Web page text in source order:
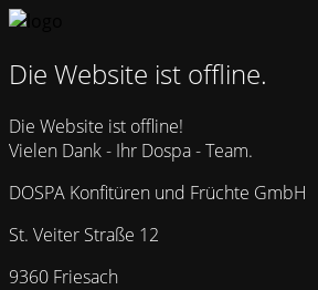
Die Website ist offline.
Die Website ist offline!
Vielen Dank - Ihr Dospa - Team.
DOSPA Konfitüren und Früchte GmbH
St. Veiter Straße 12
9360 Friesach